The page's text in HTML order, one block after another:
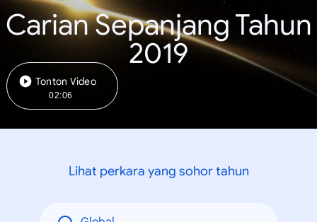
Carian Sepanjang Tahun
2019
Tonton Video
02:06
Lihat perkara yang sohor tahun